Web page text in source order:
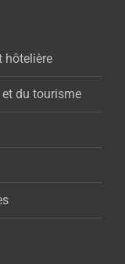
hôtelière
du tourisme